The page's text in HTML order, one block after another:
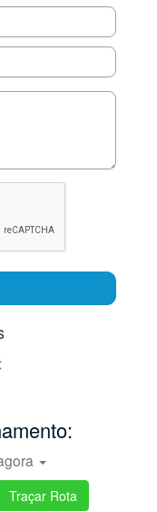
Traçar Rota